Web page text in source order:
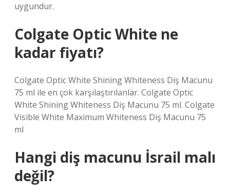
uygundur.
Colgate Optic White ne
kadar fiyatı?
Colgate Optic White Shining Whiteness Diş Macunu
75 ml ile en çok karşılaştırılanlar. Colgate Optic
White Shining Whiteness Diş Macunu 75 ml. Colgate
Visible White Maximum Whiteness Diş Macunu 75
ml
Hangi diş macunu İsrail malı
değil?